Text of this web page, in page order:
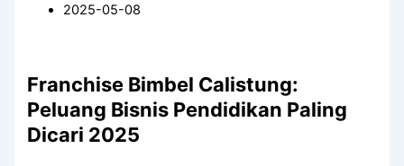
2025-05-08
Franchise Bimbel Calistung:
Peluang Bisnis Pendidikan Paling
Dicari 2025